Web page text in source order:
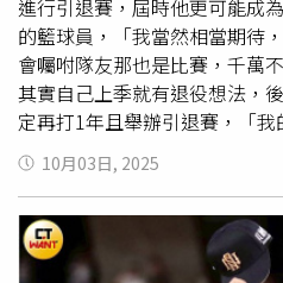
幽默。外界也好奇，哈珀是否
夏，她與家人前往義大利度假
白色連帽衫，上面印有「
名，同時也是父親大衛當年在
他們價值2千萬美元的超級遊
服或許暗示哈珀未來可能推出
牌。目前以「Seven」為名的
「Harper Seven Ltd」與「
Ltd」。此外，維多莉亞還擁有
公司，顯示貝克漢家族早已為
進行引退賽，屆時他更可能成
的籃球員，「我當然相當期待
會囑咐隊友那也是比賽，千萬
其實自己上季就有退役想法，
定再打1年且舉辦引退賽，「
賽簡單就好，這是我的榮幸，
的也只剩下我一個了。」林志
退場，至今還在努力養傷當中
調一切仍等17日回診評估過後
是PLG在26日的開幕戰，原則
10月03日, 2025